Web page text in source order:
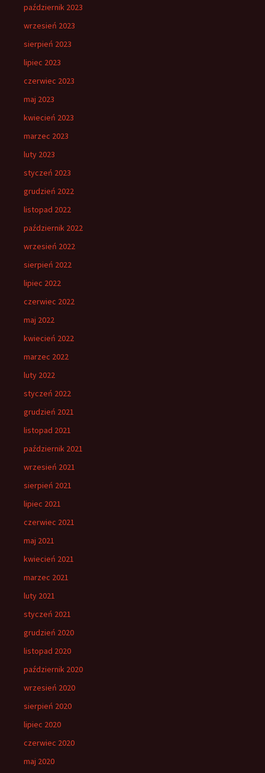
październik 2023
wrzesień 2023
sierpień 2023
lipiec 2023
czerwiec 2023
maj 2023
kwiecień 2023
marzec 2023
luty 2023
styczeń 2023
grudzień 2022
listopad 2022
październik 2022
wrzesień 2022
sierpień 2022
lipiec 2022
czerwiec 2022
maj 2022
kwiecień 2022
marzec 2022
luty 2022
styczeń 2022
grudzień 2021
listopad 2021
październik 2021
wrzesień 2021
sierpień 2021
lipiec 2021
czerwiec 2021
maj 2021
kwiecień 2021
marzec 2021
luty 2021
styczeń 2021
grudzień 2020
listopad 2020
październik 2020
wrzesień 2020
sierpień 2020
lipiec 2020
czerwiec 2020
maj 2020